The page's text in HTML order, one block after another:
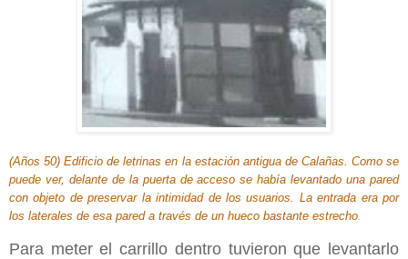
(Años 50) Edificio de letrinas en la estación antigua de Calañas. Como se
puede ver, delante de la puerta de acceso se había levantado una pared
con objeto de preservar la intimidad de los usuarios. La entrada era por
los laterales de esa pared a través de un hueco bastante estrecho
Para meter el carrillo dentro tuvieron que levantarlo